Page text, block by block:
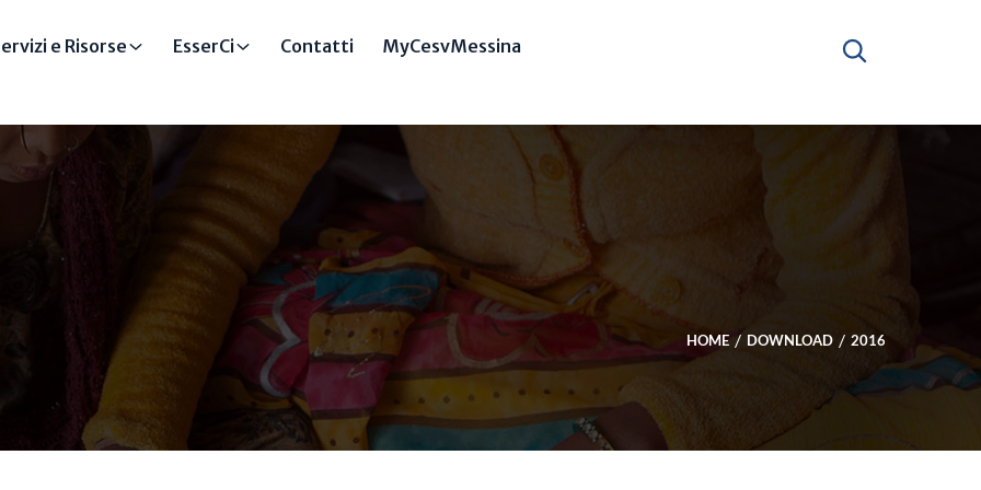
e Risorse EsserCi Contatti MyCesvMessina
HOME DOWNLOAD 2016